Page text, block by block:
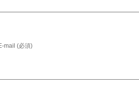
mail (必須)